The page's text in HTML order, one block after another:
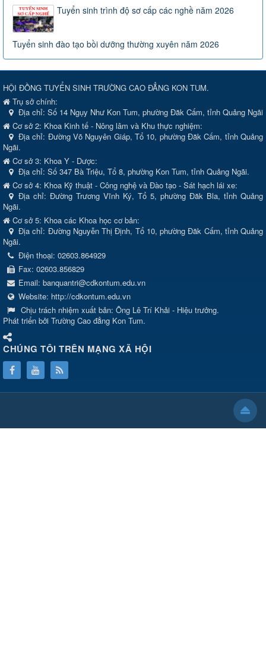
Tuyển sinh trình độ sơ cấp các nghề năm 2026
Tuyển sinh đào tạo bồi dưỡng thường xuyên năm 2026
HỘI ĐỒNG TUYỂN SINH TRƯỜNG CAO ĐẲNG KON TUM.
Trụ sở chính:
Địa chỉ: Số 14 Ngụy Như Kon Tum, phường Đăk Cấm, tỉnh Quảng Ngãi
Cơ sở 2: Khoa Kinh tế - Nông lâm và Khu thực nghiệm:
Địa chỉ: Đường Võ Nguyên Giáp, Tổ 10, phường Đăk Cấm, tỉnh Quảng
Ngãi.
Cơ sở 3: Khoa Y - Dược:
Địa chỉ: Số 347 Bà Triệu, Tổ 8, phường Kon Tum, tỉnh Quảng Ngãi.
Cơ sở 4: Khoa Kỹ thuật - Công nghệ và Đào tạo - Sát hạch lái xe:
Địa chỉ: Đường Trương Vĩnh Ký, Tổ 5, phường Đăk Bla, tỉnh Quảng
Ngãi.
Cơ sở 5: Khoa các Khoa học cơ bản:
Địa chỉ: Đường Nguyễn Thị Định, Tổ 10, phường Đăk Cấm, tỉnh Quảng
Ngãi.
Điện thoại: 02603.864929
Fax: 02603.856829
Email: banquantri@cdkontum.edu.vn
Website: http://cdkontum.edu.vn
Chịu trách nhiệm xuất bản: Ông Lê Trí Khải - Hiệu trưởng.
Phát triển bởi Trường Cao đẳng Kon Tum.
CHÚNG TÔI TRÊN MẠNG XÃ HỘI